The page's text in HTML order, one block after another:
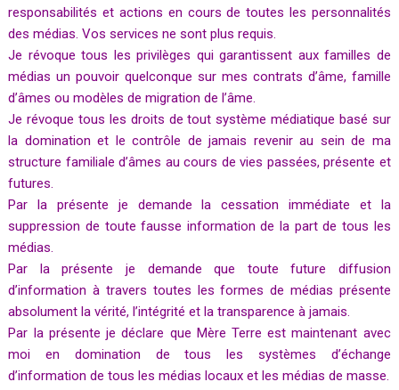
responsabilités et actions en cours de toutes les personnalités
des médias. Vos services ne sont plus requis.
Je révoque tous les privilèges qui garantissent aux familles de
médias un pouvoir quelconque sur mes contrats d’âme, famille
d’âmes ou modèles de migration de l’âme.
Je révoque tous les droits de tout système médiatique basé sur
la domination et le contrôle de jamais revenir au sein de ma
structure familiale d’âmes au cours de vies passées, présente et
futures.
Par la présente je demande la cessation immédiate et la
suppression de toute fausse information de la part de tous les
médias.
Par la présente je demande que toute future diffusion
d’information à travers toutes les formes de médias présente
absolument la vérité, l’intégrité et la transparence à jamais.
Par la présente je déclare que Mère Terre est maintenant avec
moi en domination de tous les systèmes d’échange
d’information de tous les médias locaux et les médias de masse.